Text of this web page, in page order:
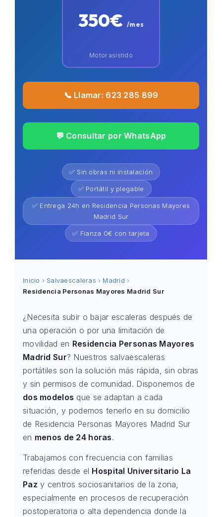
350€/mes
Motor asistido
📞 Llamar: 623 285 899
💬 Consultar por WhatsApp
✅ Sin obras ni instalación
✅ Portátil y plegable
✅ Entrega 24h en Residencia Personas Mayores
Madrid Sur
✅ Fianza 0€ con tarjeta
Inicio › Salvaescaleras › Madrid ›
Residencia Personas Mayores Madrid Sur
¿Necesita subir o bajar escaleras después de
una operación o por una limitación de
movilidad en Residencia Personas Mayores
Madrid Sur? Nuestros salvaescaleras
portátiles son la solución más rápida, sin obras
y sin permisos de comunidad. Disponemos de
dos modelos que se adaptan a cada
situación, y podemos tenerlo en su domicilio
de Residencia Personas Mayores Madrid Sur
en menos de 24 horas.
Trabajamos con frecuencia con familias
referidas desde el Hospital Universitario La
Paz y centros sociosanitarios de la zona,
especialmente en procesos de recuperación
postoperatoria o alta dependencia donde la